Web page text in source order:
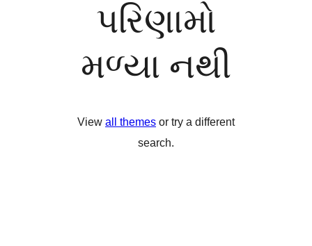
પરિણામો
મળ્યા નથી
View all themes or try a different
search.